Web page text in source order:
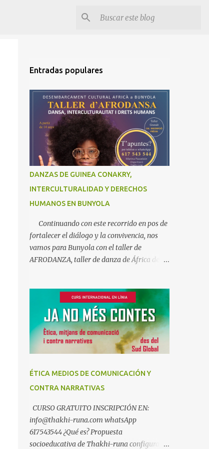
Entradas populares
DANZAS DE GUINEA CONAKRY,
INTERCULTURALIDAD Y DERECHOS
HUMANOS EN BUNYOLA
Continuando con este recorrido en pos de
fortalecer el diálogo y la convivencia, nos
vamos para Bunyola con el taller de
AFRODANZA, taller de danza de África del
que nos acercaremos a la música y la danza
de Guinea Conakry. Un arte en el que el
cuerpo es el narrador de historias y
transmisor de emociones y valores. A la vez
que descubrimos aspectos de la historia y la
cultura de algunos pueblos africanos, así
como los vínculos que nos unen a este
fortalecer el diálogo y la convivencia
intercultural en un mundo globalizado, pero
también en nuestro propio entorno
cotidiano donde África también está
presente. Es un taller gratuito compuesto
ÉTICA MEDIOS DE COMUNICACIÓN Y
CONTRA NARRATIVAS
CURSO GRATUITO INSCRIPCIÓN EN:
info@thakhi-runa.com whatsApp
617543544 ¿Qué es? Propuesta
socioeducativa de Thakhi-runa configurada